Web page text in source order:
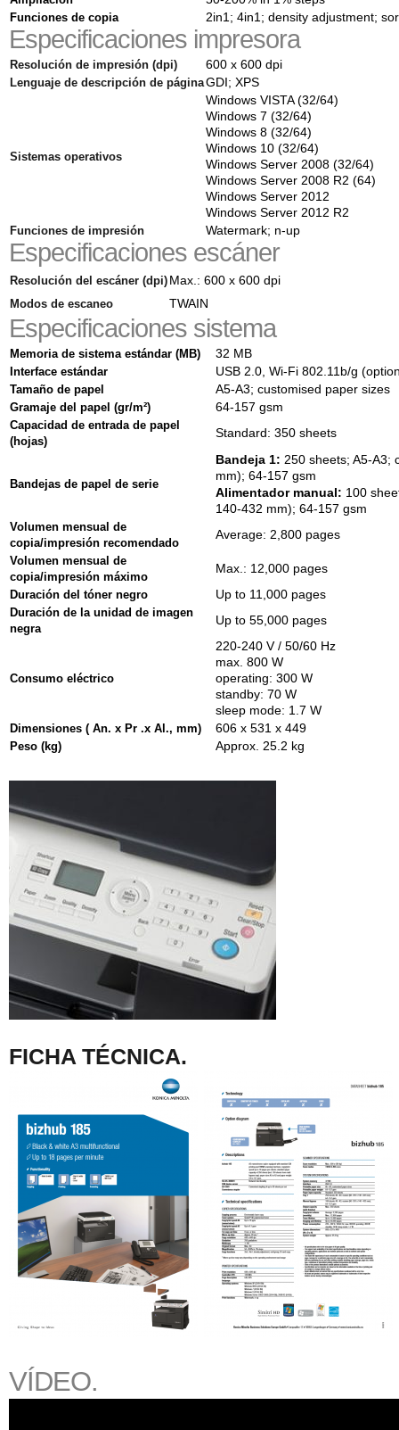
Funciones de copia
2in1; 4in1; density adjustment;
Especificaciones impresora
Resolución de impresión (dpi)
600 x 600 dpi
Lenguaje de descripción de páginaGDI; XPS
Sistemas operativos
Windows VISTA (32/64)
Windows 7 (32/64)
Windows 8 (32/64)
Windows 10 (32/64)
Windows Server 2008 (32/64)
Windows Server 2008 R2 (64)
Windows Server 2012
Windows Server 2012 R2
Funciones de impresión
Watermark; n-up
Especificaciones escáner
Resolución del escáner (dpi) Max.: 600 x 600 dpi
Modos de escaneo
TWAIN
Especificaciones sistema
Memoria de sistema estándar (MB)
32 MB
Interface estándar
USB 2.0, Wi-Fi 802.11b/g
Tamaño de papel
A5-A3; customised paper sizes
Gramaje del papel (gr/m²)
64-157 gsm
Capacidad de entrada de papel
(hojas)
Standard: 350 sheets
Bandejas de papel de serie
Bandeja 1: 250 sheets; A5-A3;
mm); 64-157 gsm
Alimentador manual: 100
140-432 mm); 64-157 gsm
Volumen mensual de
copia/impresión recomendado
Average: 2,800 pages
Volumen mensual de
copia/impresión máximo
Max.: 12,000 pages
Duración del tóner negro
Up to 11,000 pages
Duración de la unidad de imagen
negra
Up to 55,000 pages
Consumo eléctrico
220-240 V / 50/60 Hz
max. 800 W
operating: 300 W
standby: 70 W
sleep mode: 1.7 W
Dimensiones ( An. x Pr .x Al., mm)
606 x 531 x 449
Peso (kg)
Approx. 25.2 kg
FICHA TÉCNICA.
VÍDEO.